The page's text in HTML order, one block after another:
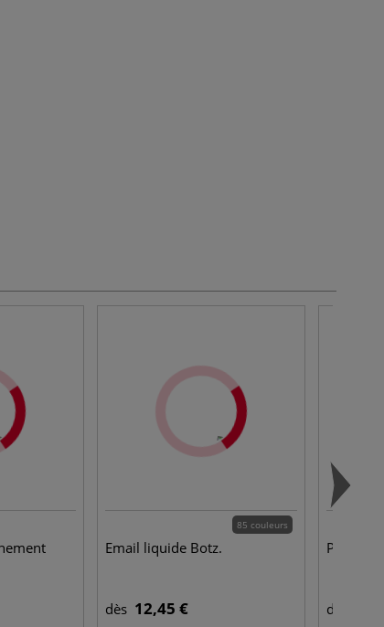
85 couleurs
Email liquide Botz.
dès 12,45 €
Pied de
dès